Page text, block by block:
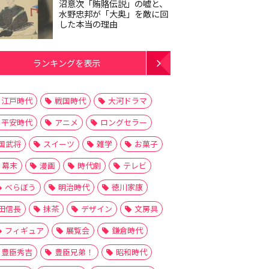
沼意次「賄賂伝説」の嘘と、
水野忠邦が「大奥」を敵に回
した本当の理由
ランキングを表示
江戸時代 戦国時代
大河ドラマ
平安時代
アニメ
ロングセラー
武将
スイーツ 雑学
お菓子
幕末
漫画 時代劇
テレビ
べらぼう
明治時代
徳川家康
信長
抹茶 デザイン
文房具
フィギュア
展覧会
鎌倉時代
豊臣秀吉
豊臣兄弟！
昭和時代